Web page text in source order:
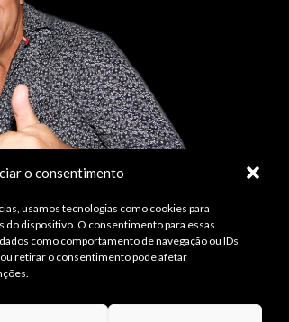
o consentimento
usamos tecnologias como cookies para
dispositivo. O consentimento para essas
como comportamento de navegação ou IDs
retirar o consentimento pode afetar